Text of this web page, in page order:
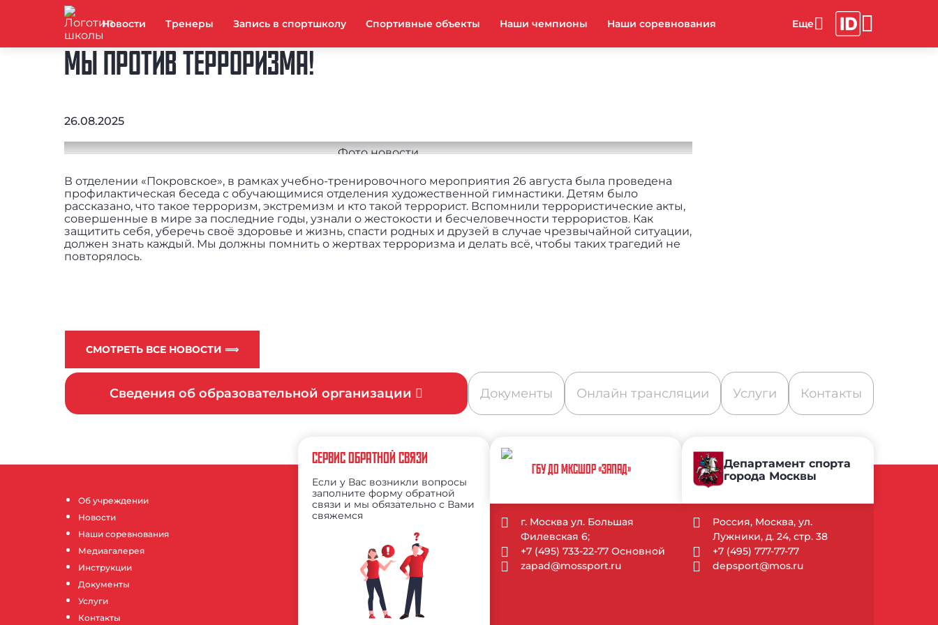
Новости Тренеры Запись в спортшколу Спортивные объекты Наши чемпионы Наши соревнования
МЫ ПРОТИВ ТЕРРОРИЗМА!
26.08.2025
В отделении «Покровское», в рамках учебно-тренировочного мероприятия 26 августа была проведена
профилактическая беседа с обучающимися отделения художественной гимнастики. Детям было
рассказано, что такое терроризм, экстремизм и кто такой террорист. Вспомнили террористические акты,
совершенные в мире за последние годы, узнали о жестокости и бесчеловечности террористов. Как
защитить себя, уберечь своё здоровье и жизнь, спасти родных и друзей в случае чрезвычайной ситуации,
должен знать каждый. Мы должны помнить о жертвах терроризма и делать всё, чтобы таких трагедий не
повторялось.
СМОТРЕТЬ ВСЕ НОВОСТИ ⟹
Сведения об образовательной организации Документы Онлайн трансляции Услуги Контакты
Об учреждении
Новости
Наши соревнования
Медиагалерея
Инструкции
Документы
Услуги
Контакты
СЕРВИС ОБРАТНОЙ СВЯЗИ
Если у Вас возникли вопросы
заполните форму обратной
связи и мы обязательно с Вами
свяжемся
ГБУ ДО МКСШОР «ЗАПАД»
г. Москва ул. Большая
Филевская 6;
+7 (495) 733-22-77 Основной
zapad@mossport.ru
Департамент спорта
города Москвы
Россия, Москва, ул.
Лужники, д. 24, стр. 38
+7 (495) 777-77-77
depsport@mos.ru